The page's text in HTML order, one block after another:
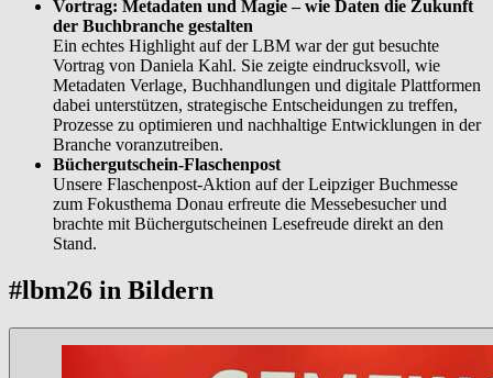
Vortrag: Metadaten und Magie – wie Daten die Zukunft
der Buchbranche gestalten
Ein echtes Highlight auf der LBM war der gut besuchte
Vortrag von Daniela Kahl. Sie zeigte eindrucksvoll, wie
Metadaten Verlage, Buchhandlungen und digitale Plattformen
dabei unterstützen, strategische Entscheidungen zu treffen,
Prozesse zu optimieren und nachhaltige Entwicklungen in der
Branche voranzutreiben.
Büchergutschein-Flaschenpost
Unsere Flaschenpost-Aktion auf der Leipziger Buchmesse
zum Fokusthema Donau erfreute die Messebesucher und
brachte mit Büchergutscheinen Lesefreude direkt an den
Stand.
#lbm26 in Bildern